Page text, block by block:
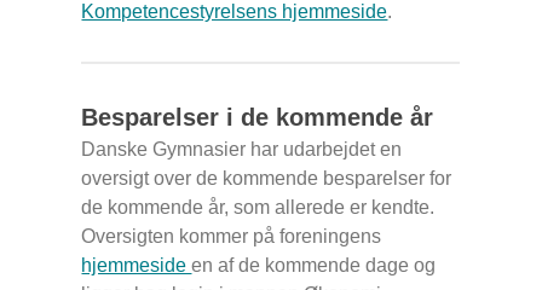
Kompetencestyrelsens hjemmeside.
Besparelser i de kommende år
Danske Gymnasier har udarbejdet en
oversigt over de kommende besparelser for
de kommende år, som allerede er kendte.
Oversigten kommer på foreningens
hjemmesideen af de kommende dage og